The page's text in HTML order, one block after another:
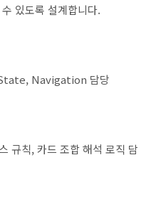
있도록 설계합니다.
Navigation 담당
규칙, 카드 조합 해석 로직 담